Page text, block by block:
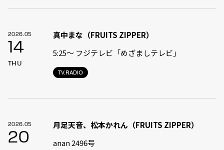
2026.05
14
THU
TV.RADIO
真中まな（FRUITS ZIPPER）
5:25〜 フジテレビ「めざましテレビ」
2026.05
20
月足天音、松本かれん（FRUITS ZIPPER）
anan 2496号